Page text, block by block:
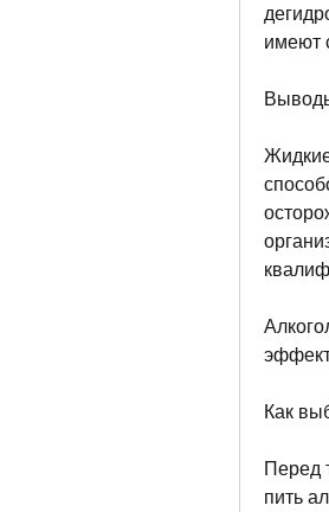
имеют
Как
Перед
пить